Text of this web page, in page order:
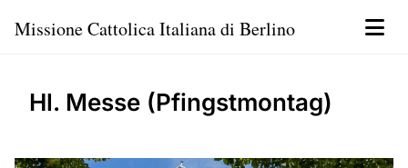
Missione Cattolica Italiana di Berlino
Hl. Messe (Pfingstmontag)